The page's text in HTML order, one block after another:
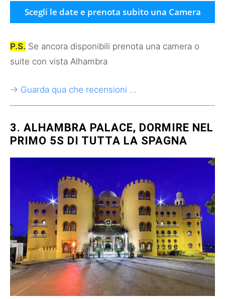
Scegli le date e prenota subito una Camera
P.S. Se ancora disponibili prenota una camera o
suite con vista Alhambra
→ Guarda qua che recensioni ...
3. ALHAMBRA PALACE, DORMIRE NEL
PRIMO 5S DI TUTTA LA SPAGNA